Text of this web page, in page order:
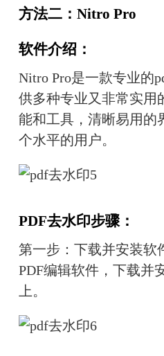
方法二：Nitro Pro
软件介绍：
Nitro Pro是一款专业的
供多种专业又非常实用
能和工具，清晰易用的
个水平的用户。
PDF去水印步骤：
第一步：下载并安装软
PDF编辑软件，下载并
上。